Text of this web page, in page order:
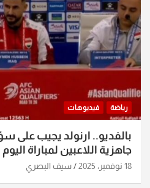
رياضة فيديوهات
بالفديو.. ارنولد يجيب على
جاهزية اللاعبين لمباراة اليوم
18 نوفمبر، 2025 سيف البصري